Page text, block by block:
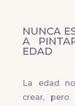
NUNCA
A
EDAD
La edad
crear,